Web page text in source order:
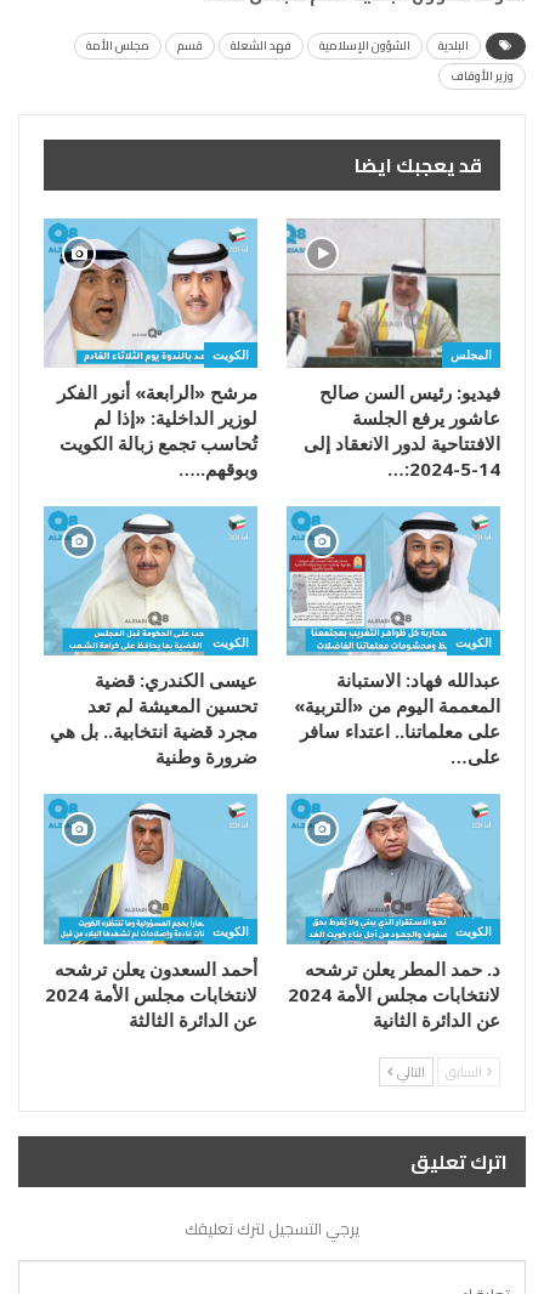
البلدية الشؤون الإسلامية فهد الشعلة قسم
مجلس الأمة
وزير الأوقاف
قد يعجبك ايضا
المجلس
فيديو: رئيس السن صالح
عاشور يرفع الجلسة
الافتتاحية لدور الانعقاد إلى
14-5-2024:…
الكويت
مرشح «الرابعة» أنور الفكر
لوزير الداخلية: «إذا لم
تُحاسب تجمع زبالة الكويت
وبوقهم..…
الكويت
عبدالله فهاد: الاستبانة
المعممة اليوم من «التربية»
على معلماتنا.. اعتداء سافر
على…
الكويت
عيسى الكندري: قضية
تحسين المعيشة لم تعد
مجرد قضية انتخابية.. بل هي
ضرورة وطنية
الكويت
د. حمد المطر يعلن ترشحه
لانتخابات مجلس الأمة 2024
عن الدائرة الثانية
الكويت
أحمد السعدون يعلن ترشحه
لانتخابات مجلس الأمة 2024
عن الدائرة الثالثة
السابق التالي
اترك تعليق
يرجي التسجيل لترك تعليقك